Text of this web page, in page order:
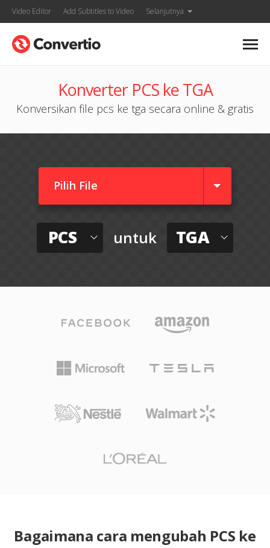
Video Editor Add Subtitles to Video Selanjutnya
Konverter PCS ke TGA
Konversikan file pcs ke tga secara online & gratis
Pilih File
PCS untuk TGA
Bagaimana cara mengubah PCS ke